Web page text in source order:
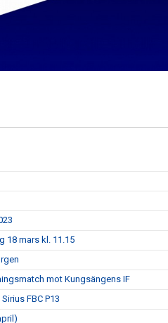
18 mars kl. 11.15
mot Kungsängens IF
FBC P13